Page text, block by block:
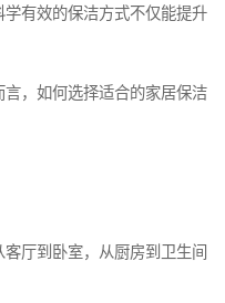
有效的保洁方式不仅能提升
，如何选择适合的家居保洁
厅到卧室，从厨房到卫生间